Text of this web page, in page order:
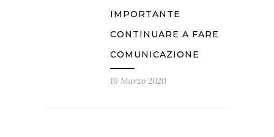
IMPORTANTE
CONTINUARE A FARE
COMUNICAZIONE
19 Marzo 2020